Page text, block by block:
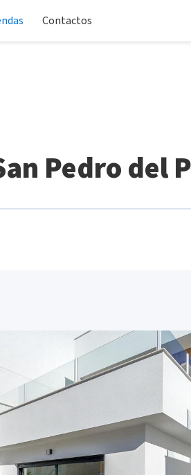
Contactos
Pedro del